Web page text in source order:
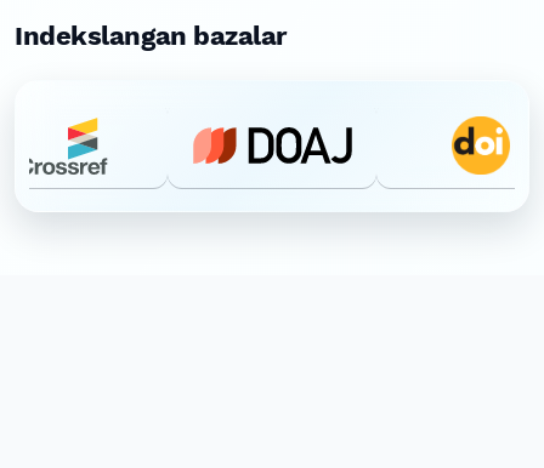
Indekslangan bazalar